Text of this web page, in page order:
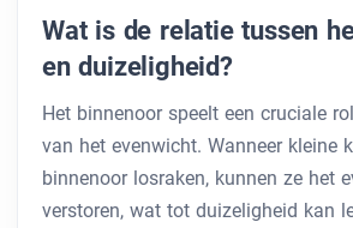
Wat is de relatie tussen
en duizeligheid?
Het binnenoor speelt een cruciale
van het evenwicht. Wanneer kleine
binnenoor losraken, kunnen ze het
verstoren, wat tot duizeligheid kan